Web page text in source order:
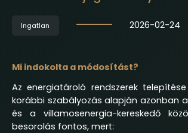
Ingatlan 2026-02-24
Mi indokolta a módosítást?
Az energiatároló rendszerek
korábbi szabályozás alapján azonban
és a villamosenergia-kereskedő
besorolás fontos, mert: